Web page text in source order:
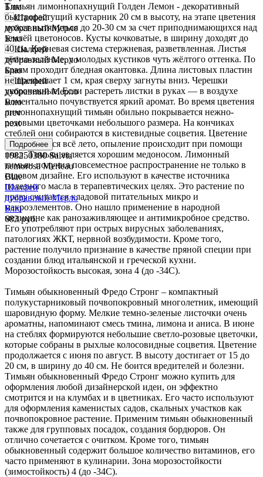
prev
next
Подробнее
108250380 Salvia
nemorosa Merleau
Blue
Шалфей
дубравный Мерло
Блю
683 руб.
Тимьян лимоннопахнущий Голден Лемон - декоративный
быстрорастущий кустарник 20 см в высоту, на этапе цветения
может вытянуться до 20-30 см за счет приподнимающихся над
землёй цветоносов. Кусты кочковатые, в ширину доходят до
40 см. Корневая система стержневая, разветвленная. Листья
тёмно-зелёные, у молодых кустиков чуть жёлтого оттенка. По
краям проходит бледная окантовка. Длина листовых пластин
не превышает 1 см, края сверху загнуты вниз. Черешки
укороченные. Если растереть листки в руках — в воздухе
моментально почувствуется яркий аромат. Во время цветения
лимоннопахнущий тимьян обильно покрывается нежно-
розовыми цветочками небольшого размера. На кончиках
стеблей они собираются в кистевидные соцветия. Цветение
продолжается всё лето, опыление происходит при помощи
пчел. Тимьян является хорошим медоносом. Лимонный
тимьян получил повсеместное распространение не только в
садовом дизайне. Его используют в качестве источника
полезного масла в терапевтических целях. Это растение по
праву считается кладовой питательных микро и
макроэлементов. Оно нашло применение в народной
медицине как ранозаживляющее и антимикробное средство.
Его употребляют при острых вирусных заболеваниях,
патологиях ЖКТ, нервной возбудимости. Кроме того,
растение получило признание в качестве пряной специи при
создании блюд итальянской и греческой кухни.
Морозостойкость высокая, зона 4 (до -34С).
Тимьян обыкновенный Фредо Стронг – компактный
полукустарниковый почвопокровный многолетник, имеющий
шаровидную форму. Мелкие темно-зеленые листочки очень
ароматны, напоминают смесь тмина, лимона и аниса. В июне
на стеблях формируются небольшие светло-розовые цветочки,
которые собраны в рыхлые колосовидные соцветия. Цветение
продолжается с июня по август. В высоту достигает от 15 до
20 см, в ширину до 40 см. Не боится вредителей и болезни.
Тимьян обыкновенный Фредо Стронг можно купить для
оформления любой дизайнерской идеи, он эффектно
смотрится и на клумбах и в цветниках. Его часто используют
для оформления каменистых садов, скальных участков как
почвопокровное растение. Применим тимьян обыкновенный
также для групповых посадок, создания бордюров. Он
отлично сочетается с очитком. Кроме того, тимьян
обыкновенный содержит большое количество витаминов, его
часто применяют в кулинарии. Зона морозостойкости
(зимостойкость) 4 (до -34С).